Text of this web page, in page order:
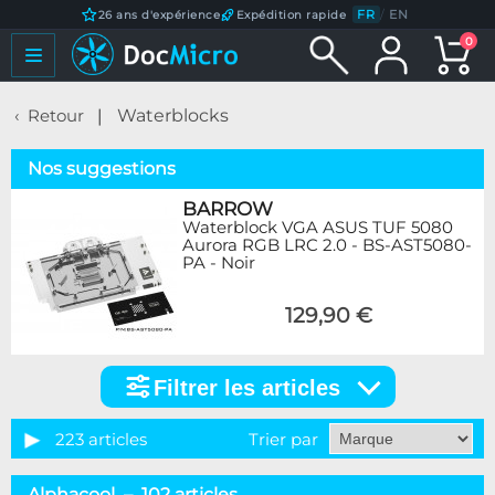
26 ans d'expérience Expédition rapide FR / EN
0
Retour Waterblocks
Nos suggestions
BARROW
Waterblock VGA ASUS TUF 5080
Aurora RGB LRC 2.0 - BS-AST5080-
PA - Noir
129,90 €
articles
Catégorie
Filtrer les articles
223 articles Trier par